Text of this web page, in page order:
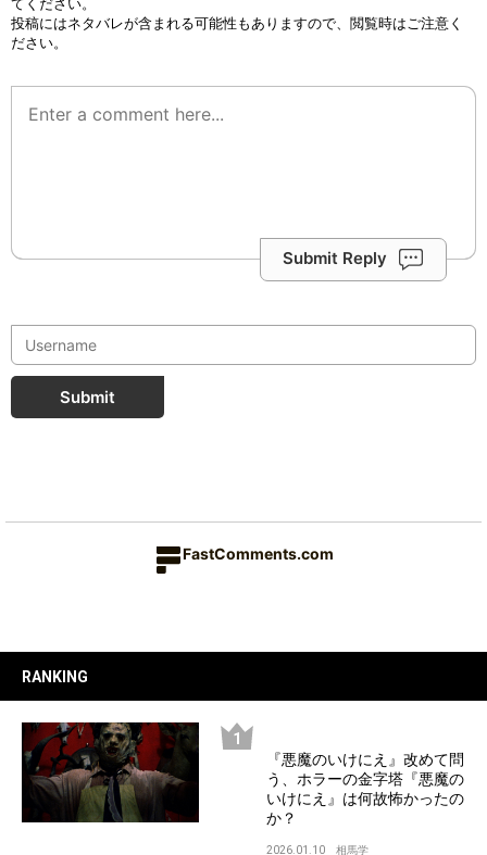
投稿にはネタバレが含まれる可能性もありますので、閲覧時はご注意く
ださい。
Submit Reply
Submit
FastComments.com
RANKING
『悪魔のいけにえ』改めて問
う、ホラーの金字塔『悪魔の
いけにえ』は何故怖かったの
か？
2026.01.10 相馬学